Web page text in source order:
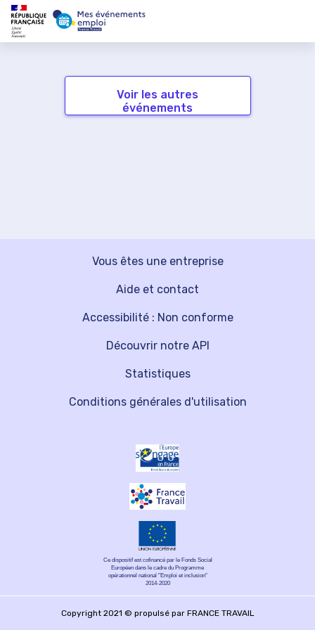
Voir les autres
événements
Vous êtes une entreprise
Découvrir notre API
Aide et contact
Statistiques
Accessibilité : Non conforme
Conditions générales d'utilisation
Ce dispositif est cofinancé par le Fonds Social
Européen dans le cadre du Programme
opérationnel national "Emploi et inclusion"
2014-2020
Copyright 2021 © propulsé par FRANCE TRAVAIL